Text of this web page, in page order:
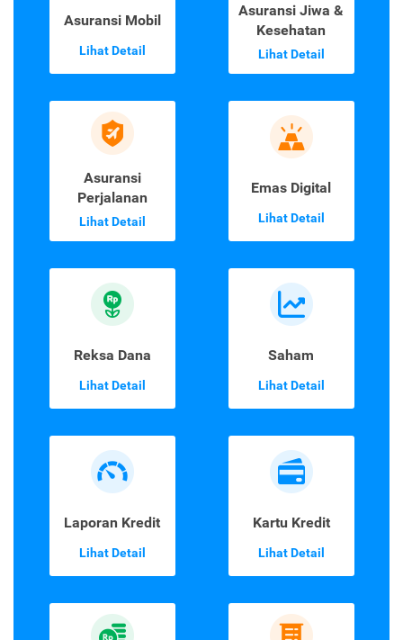
Asuransi Mobil
Lihat Detail
Asuransi Jiwa &
Kesehatan
Lihat Detail
Asuransi
Perjalanan
Lihat Detail
Emas Digital
Lihat Detail
Reksa Dana
Lihat Detail
Saham
Lihat Detail
Laporan Kredit
Lihat Detail
Kartu Kredit
Lihat Detail